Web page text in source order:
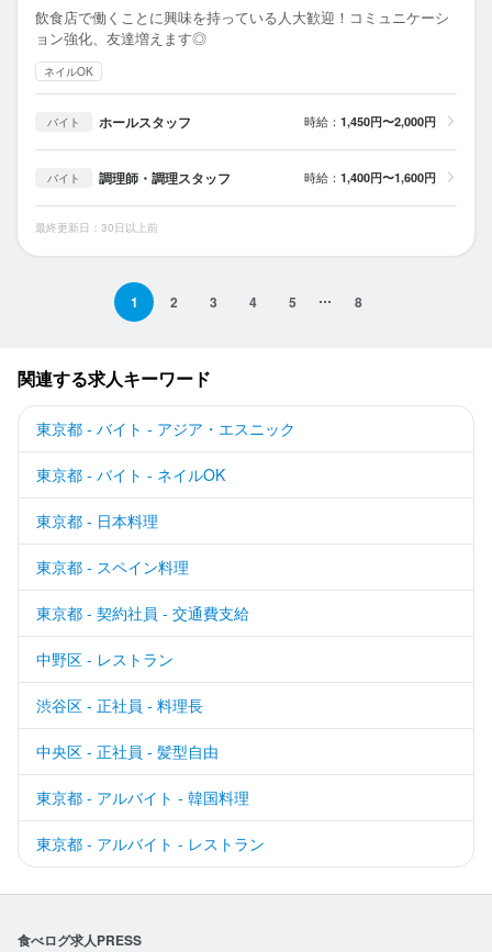
飲食店で働くことに興味を持っている人大歓迎！コミュニケーシ
ョン強化、友達増えます◎
ネイルOK
バイト ホールスタッフ 時給： 1,450円〜2,000円
バイト 調理師・調理スタッフ 時給： 1,400円〜1,600円
最終更新日：30日以上前
1 2 3 4 5 8
関連する求人キーワード
東京都 - バイト - アジア・エスニック
東京都 - バイト - ネイルOK
東京都 - 日本料理
東京都 - スペイン料理
東京都 - 契約社員 - 交通費支給
中野区 - レストラン
渋谷区 - 正社員 - 料理長
中央区 - 正社員 - 髪型自由
東京都 - アルバイト - 韓国料理
東京都 - アルバイト - レストラン
食べログ求人PRESS